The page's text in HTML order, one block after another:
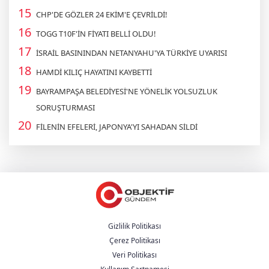
CHP'DE GÖZLER 24 EKİM'E ÇEVRİLDİ!
TOGG T10F'İN FİYATI BELLİ OLDU!
İSRAİL BASININDAN NETANYAHU'YA TÜRKİYE UYARISI
HAMDİ KILIÇ HAYATINI KAYBETTİ
BAYRAMPAŞA BELEDİYESİ'NE YÖNELİK YOLSUZLUK
SORUŞTURMASI
FİLENİN EFELERİ, JAPONYA'YI SAHADAN SİLDİ
Gizlilik Politikası
Çerez Politikası
Veri Politikası